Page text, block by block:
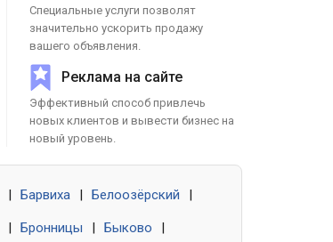
Специальные услуги позволят
значительно ускорить продажу
вашего объявления.
Реклама на сайте
Эффективный способ привлечь
новых клиентов и вывести бизнес на
новый уровень.
Барвиха Белоозёрский
Бронницы Быково